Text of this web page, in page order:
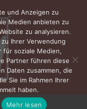
und Anzeigen zu
Medien anbieten zu
zu analysieren.
Ihrer Verwendung
für soziale Medien,
Partner führen diese
Daten zusammen, die
Sie im Rahmen Ihrer
haben.
Mehr lesen